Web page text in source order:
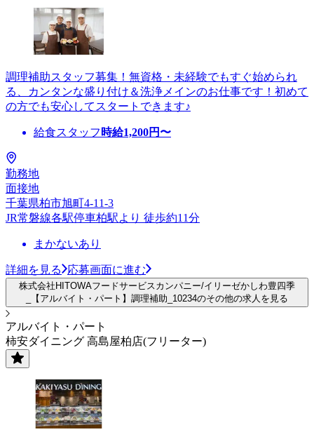
調理補助スタッフ募集！無資格・未経験でもすぐ始められ
る、カンタンな盛り付け＆洗浄メインのお仕事です！初めて
の方でも安心してスタートできます♪
給食スタッフ 時給1,200円〜
勤務地
面接地
千葉県柏市旭町4-11-3
JR常磐線各駅停車柏駅より 徒歩約11分
まかないあり
詳細を見る 応募画面に進む
株式会社HITOWAフードサービスカンパニー/イリーゼかしわ豊四季
_【アルバイト・パート】調理補助_10234のその他の求人を見る
アルバイト・パート
柿安ダイニング 高島屋柏店(フリーター)